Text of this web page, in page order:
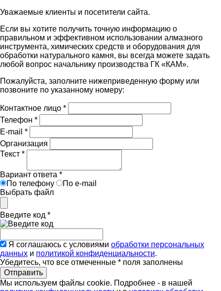
Уважаемые клиенты и посетители сайта.
Если вы хотите получить точную информацию о
правильном и эффективном использовании алмазного
инструмента, химических средств и оборудования для
обработки натурального камня, вы всегда можете задать
любой вопрос начальнику производства ГК «КАМ».
Пожалуйста, заполните нижеприведенную форму или
позвоните по указанному номеру:
Контактное лицо *
Телефон *
E-mail *
Организация
Текст *
Вариант ответа *
По телефону
По e-mail
Выбрать файл
Введите код *
Я соглашаюсь с условиями обработки персональных
данных и политикой конфиденциальности.
Убедитесь, что все отмеченные * поля заполнены
Мы используем файлы cookie. Подробнее - в нашей